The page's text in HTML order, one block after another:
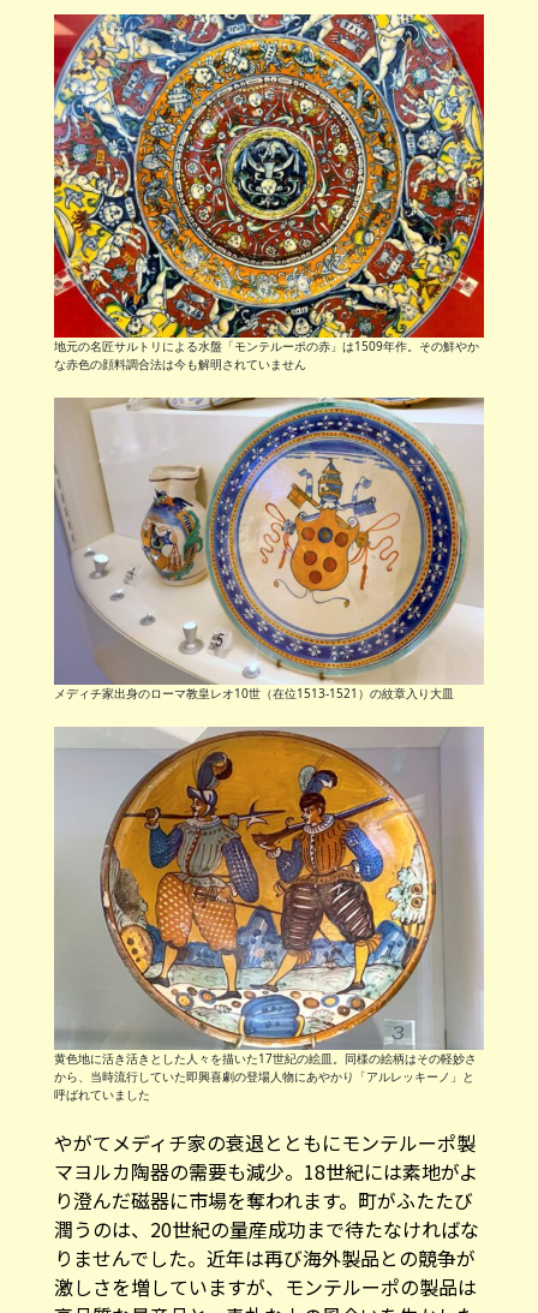
地元の名匠サルトリによる水盤「モンテルーポの赤」は1509年作。その鮮やか
な赤色の顔料調合法は今も解明されていません
メディチ家出身のローマ教皇レオ10世（在位1513-1521）の紋章入り大皿
黄色地に活き活きとした人々を描いた17世紀の絵皿。同様の絵柄はその軽妙さ
から、当時流行していた即興喜劇の登場人物にあやかり「アルレッキーノ」と
呼ばれていました
マヨルカ陶器の需要も減少。18世紀には素地がよ
り澄んだ磁器に市場を奪われます。町がふたたび
潤うのは、20世紀の量産成功まで待たなければな
りませんでした。近年は再び海外製品との競争が
激しさを増していますが、モンテルーポの製品は
高品質な量産品と、素朴な土の風合いを生かした